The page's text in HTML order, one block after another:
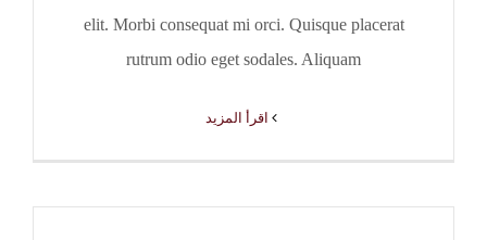
elit. Morbi consequat mi orci. Quisque placerat
rutrum odio eget sodales. Aliquam